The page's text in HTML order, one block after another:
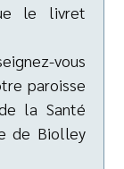
le livret
vous
paroisse
la Santé
de Biolley